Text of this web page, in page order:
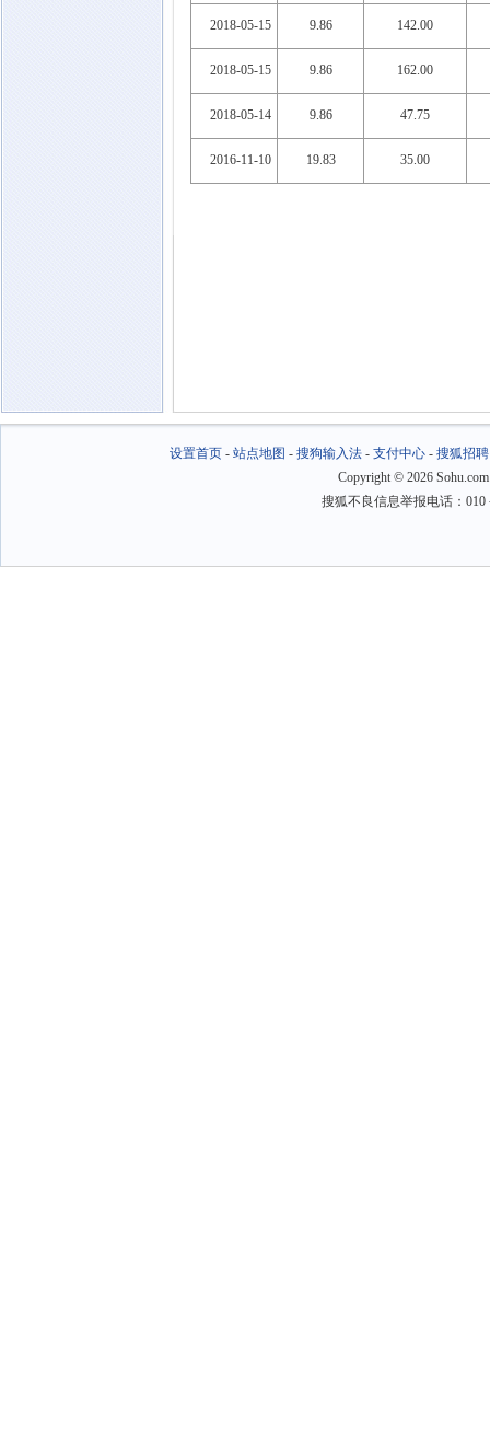
2018-05-15 9.86 142.00
2018-05-15 9.86 162.00
2018-05-14 9.86 47.75
2016-11-10 19.83 35.00
设置首页- 站点地图 - 搜狗输入法- 支付中心- 搜狐招聘
Copyright © 2026
搜狐不良信息举报电话：010